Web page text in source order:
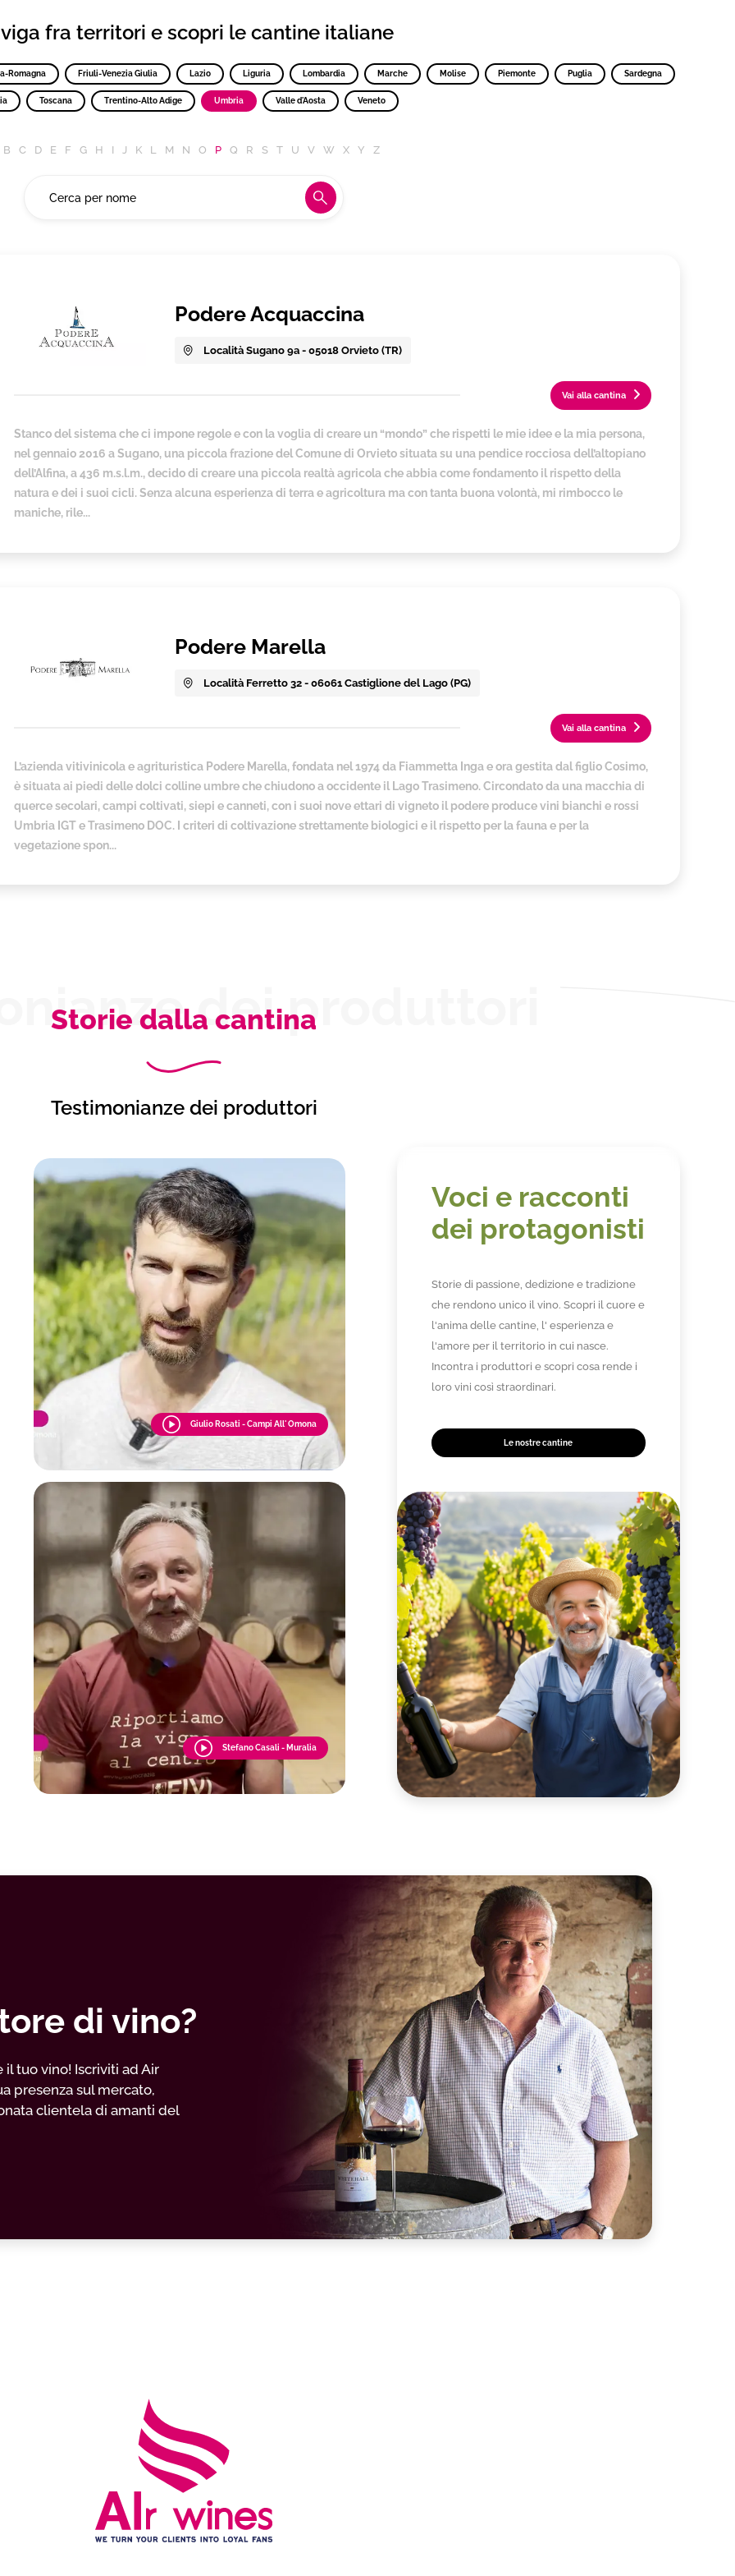
fra territori e scopri le cantine italiane
Romagna Friuli-Venezia Giulia Lazio Liguria Lombardia Marche Molise Piemonte Puglia Sardegna
Toscana Trentino-Alto Adige Umbria Valle d'Aosta Veneto
B C D E F G H I J K L M N O P Q R S T U V W X Y Z
Podere Acquaccina
Località Sugano 9a - 05018 Orvieto (TR)
Vai alla cantina
Stanco del sistema che ci impone regole e con la voglia di creare un “mondo” che rispetti le mie idee e la mia persona,
nel gennaio 2016 a Sugano, una piccola frazione del Comune di Orvieto situata su una pendice rocciosa dell’altopiano
dell’Alfina, a 436 m.s.l.m., decido di creare una piccola realtà agricola che abbia come fondamento il rispetto della
natura e dei i suoi cicli. Senza alcuna esperienza di terra e agricoltura ma con tanta buona volontà, mi rimbocco le
maniche, rile...
Podere Marella
Località Ferretto 32 - 06061 Castiglione del Lago (PG)
Vai alla cantina
L’azienda vitivinicola e agrituristica Podere Marella, fondata nel 1974 da Fiammetta Inga e ora gestita dal figlio Cosimo,
è situata ai piedi delle dolci colline umbre che chiudono a occidente il Lago Trasimeno. Circondato da una macchia di
querce secolari, campi coltivati, siepi e canneti, con i suoi nove ettari di vigneto il podere produce vini bianchi e rossi
Umbria IGT e Trasimeno DOC. I criteri di coltivazione strettamente biologici e il rispetto per la fauna e per la
vegetazione spon...
dei produttori
Storie dalla cantina
Testimonianze dei produttori
Giulio Rosati - Campi All' Omona
Stefano Casali - Muralia
Voci e racconti
dei protagonisti
Storie di passione, dedizione e tradizione
che rendono unico il vino. Scopri il cuore e
l'anima delle cantine, l' esperienza e
l'amore per il territorio in cui nasce.
Incontra i produttori e scopri cosa rende i
loro vini così straordinari.
Le nostre cantine
di vino?
tuo vino! Iscriviti ad Air
presenza sul mercato,
clientela di amanti del